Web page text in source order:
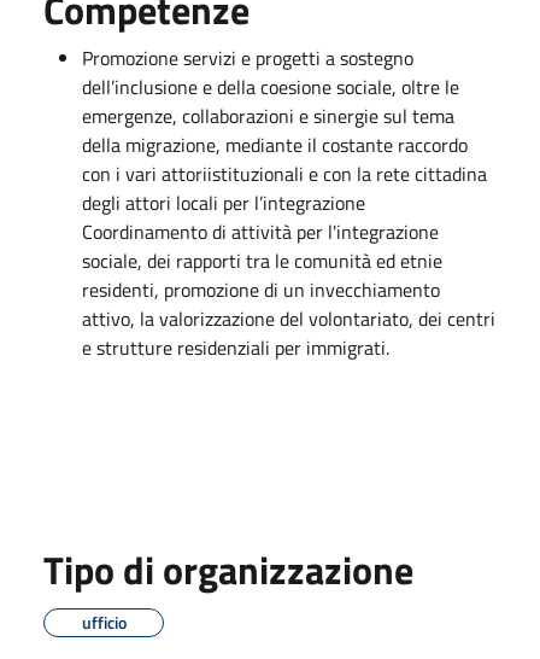
Promozione servizi e progetti a sostegno
dell’inclusione e della coesione sociale, oltre le
emergenze, collaborazioni e sinergie sul tema
della migrazione, mediante il costante raccordo
con i vari attoriistituzionali e con la rete cittadina
degli attori locali per l’integrazione
Coordinamento di attività per l'integrazione
sociale, dei rapporti tra le comunità ed etnie
residenti, promozione di un invecchiamento
attivo, la valorizzazione del volontariato, dei centri
e strutture residenziali per immigrati.
Tipo di organizzazione
ufficio